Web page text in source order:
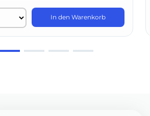
In den Warenkorb